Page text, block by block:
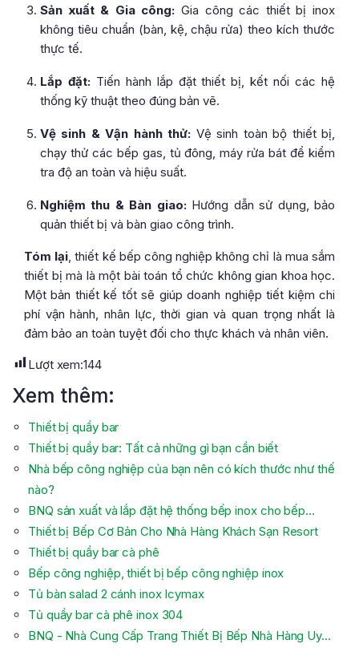
Sản xuất & Gia công: Gia công các thiết bị inox
không tiêu chuẩn (bàn, kệ, chậu rửa) theo kích thước
thực tế.
Lắp đặt:Tiến hành lắp đặt thiết bị, kết nối các hệ
thống kỹ thuật theo đúng bản vẽ.
Vệ sinh & Vận hành thử: Vệ sinh toàn bộ thiết bị,
chạy thử các bếp gas, tủ đông, máy rửa bát để kiểm
tra độ an toàn và hiệu suất.
Nghiệm thu & Bàn giao:Hướng dẫn sử dụng, bảo
quản thiết bị và bàn giao công trình.
Tóm lại , thiết kế bếp công nghiệp không chỉ là mua sắm
thiết bị mà là một bài toán tổ chức không gian khoa học.
Một bản thiết kế tốt sẽ giúp doanh nghiệp tiết kiệm chi
phí vận hành, nhân lực, thời gian và quan trọng nhất là
đảm bảo an toàn tuyệt đối cho thực khách và nhân viên.
Lượt xem:144
Xem thêm:
Thiết bị quầy bar
Thiết bị quầy bar: Tất cả những gì bạn cần biết
Nhà bếp công nghiệp của bạn nên có kích thước như thế
nào?
BNQ sản xuất và lắp đặt hệ thống bếp inox cho bếp…
Thiết bị Bếp Cơ Bản Cho Nhà Hàng Khách Sạn Resort
Thiết bị quầy bar cà phê
Bếp công nghiệp, thiết bị bếp công nghiệp inox
Tủ bàn salad 2 cánh inox Icymax
Tủ quầy bar cà phê inox 304
BNQ - Nhà Cung Cấp Trang Thiết Bị Bếp Nhà Hàng Uy…